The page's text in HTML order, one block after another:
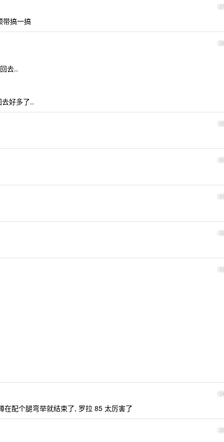
27
带搞一搞
28
去..
好多了..
29
30
31
32
33
34
在配个腿弯举就结束了, 罗拉 85 太厉害了
35